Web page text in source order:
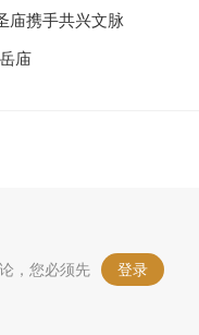
庙携手共兴文脉
庙
，您必须先 登录 。